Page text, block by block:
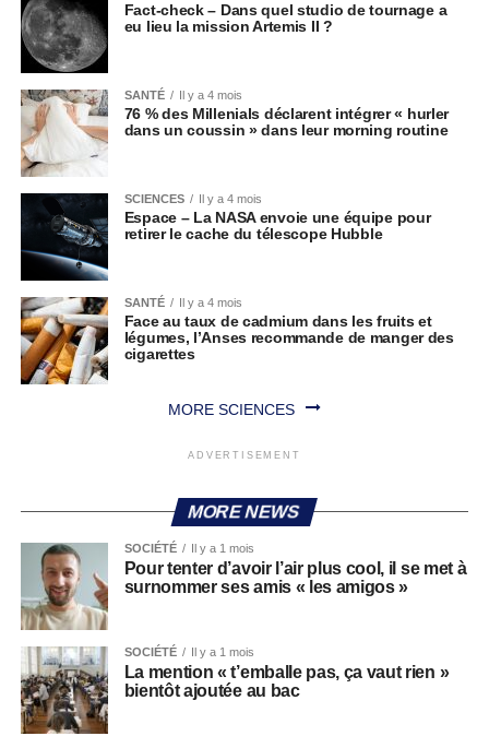
Fact-check – Dans quel studio de tournage a
eu lieu la mission Artemis II ?
SANTÉ Il y a 4 mois
76 % des Millenials déclarent intégrer « hurler
dans un coussin » dans leur morning routine
SCIENCES Il y a 4 mois
Espace – La NASA envoie une équipe pour
retirer le cache du télescope Hubble
SANTÉ Il y a 4 mois
Face au taux de cadmium dans les fruits et
légumes, l’Anses recommande de manger des
cigarettes
MORE SCIENCES
ADVERTISEMENT
MORE NEWS
SOCIÉTÉ Il y a 1 mois
Pour tenter d’avoir l’air plus cool, il se met à
surnommer ses amis « les amigos »
SOCIÉTÉ Il y a 1 mois
La mention « t’emballe pas, ça vaut rien »
bientôt ajoutée au bac